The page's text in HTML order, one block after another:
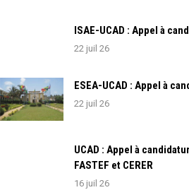
ISAE-UCAD : Appel à
22 juil 26
ESEA-UCAD : Appel à
22 juil 26
UCAD : Appel à
FASTEF et CERER
16 juil 26